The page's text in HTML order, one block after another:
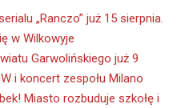
„Ranczo” już 15 sierpnia.
w Wilkowyje
Garwolińskiego już 9
i koncert zespołu Milano
Miasto rozbuduje szkołę i